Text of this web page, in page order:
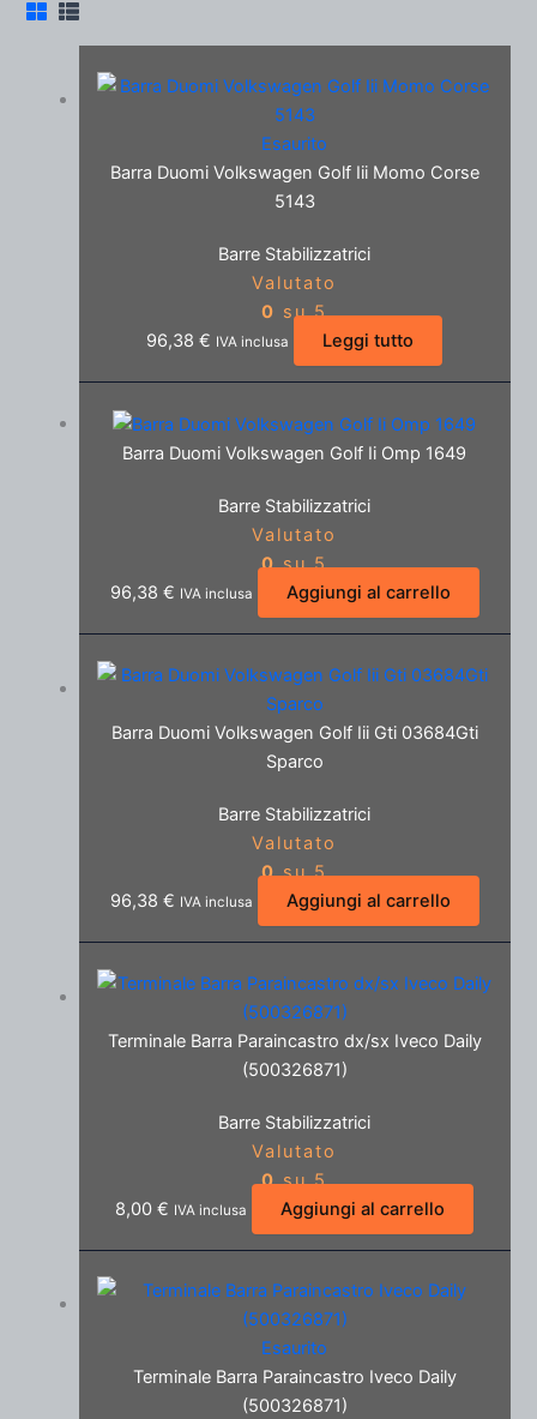
Esaurito
Barra Duomi Volkswagen Golf Iii Momo Corse
5143
Barre Stabilizzatrici
Valutato
0 su 5
96,38€ IVA inclusa Leggi tutto
Barra Duomi Volkswagen Golf Ii Omp 1649
Barre Stabilizzatrici
Valutato
0su 5
96,38 € IVA inclusa Aggiungi al carrello
Barra Duomi Volkswagen Golf Iii Gti 03684Gti
Sparco
Barre Stabilizzatrici
Valutato
0su 5
96,38 € IVA inclusa Aggiungi al carrello
Terminale Barra Paraincastro dx/sx Iveco Daily
(500326871)
Barre Stabilizzatrici
Valutato
0su 5
8,00€ IVA inclusa Aggiungi al carrello
Esaurito
Terminale Barra Paraincastro Iveco Daily
(500326871)